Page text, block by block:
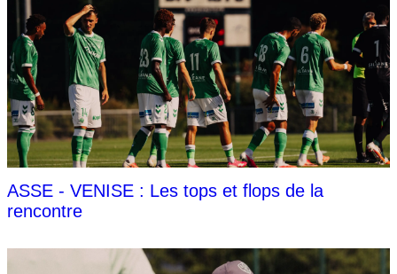
ASSE - VENISE : Les tops et flops de la
rencontre